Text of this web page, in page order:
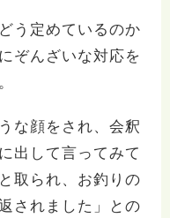
う定めているのか
ぞんざいな対応を
な顔をされ、会釈
出して言ってみて
取られ、お釣りの
されました」との